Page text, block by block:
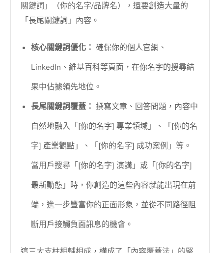
關鍵詞」（你的名字/品牌名），還要創造大量的
「長尾關鍵詞」內容。
核心關鍵詞優化： 確保你的個人官網、
LinkedIn、維基百科等頁面，在你名字的搜尋結
果中佔據領先地位。
長尾關鍵詞覆蓋： 撰寫文章、回答問題，內容中
自然地融入「[你的名字] 專業領域」、「[你的名
字] 產業觀點」、「[你的名字] 成功案例」等。
當用戶搜尋「[你的名字] 演講」或「[你的名字]
最新動態」時，你創造的這些內容就能出現在前
端，進一步豐富你的正面形象，並從不同路徑阻
斷用戶接觸負面訊息的機會。